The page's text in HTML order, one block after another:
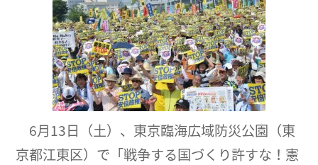
6月13日（土）、東京臨海広域防災公園（東
京都江東区）で「戦争する国づくり許すな！憲